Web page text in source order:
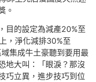
。
目的設定為減產20%至
，淨化減排30%至
集成牛土豪聽到要用最
地大叫：「眼淚？那沒
巧立異，進步技巧到位